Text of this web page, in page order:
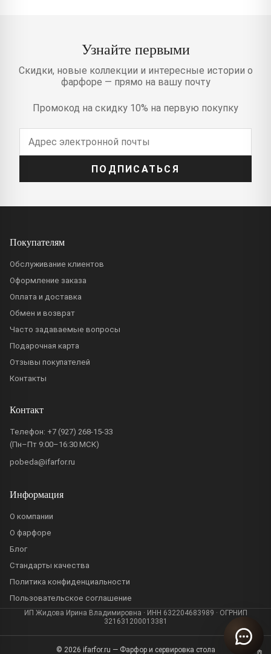
Узнайте первыми
Скидки, новые коллекции и интересные истории о
фарфоре — прямо на вашу почту
Промокод на скидку 10% на первую покупку
ПОДПИСАТЬСЯ
Покупателям
Обслуживание клиентов
Оформление заказа
Оплата и доставка
Обмен и возврат
Часто задаваемые вопросы
Подарочная карта
Отзывы покупателей
Контакты
Контакт
Телефон: +7 (927) 268-15-33
(Пн–Пт 9:00–16:30 МСК)
pobeda@ifarfor.ru
Информация
О компании
О фарфоре
Блог
Стандарты качества
Политика конфиденциальности
Пользовательское соглашение
ИП Жидова Ирина Владимировна · ИНН 632204683989 · ОГРНИП
321631200013381
© 2026 ifarfor.ru — Фарфор и сервировка стола